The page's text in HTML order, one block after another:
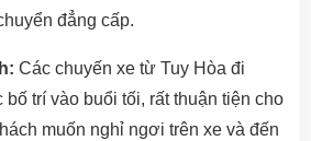
đẳng cấp.
Các chuyến xe từ Tuy Hòa đi
trí vào buổi tối, rất thuận tiện cho
muốn nghỉ ngơi trên xe và đến